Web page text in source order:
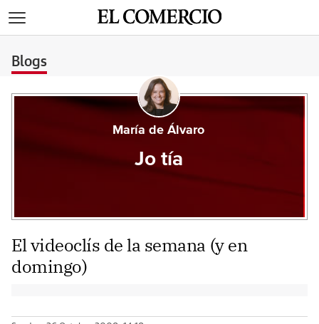
Blogs
María de Álvaro
Jo tía
El videoclís de la semana (y en
domingo)